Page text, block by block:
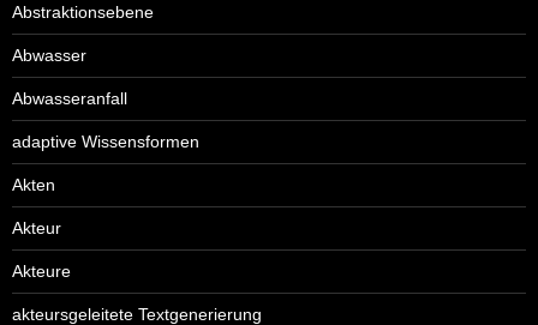
Abstraktionsebene
Abwasser
Abwasseranfall
adaptive Wissensformen
Akten
Akteur
Akteure
akteursgeleitete Textgenerierung